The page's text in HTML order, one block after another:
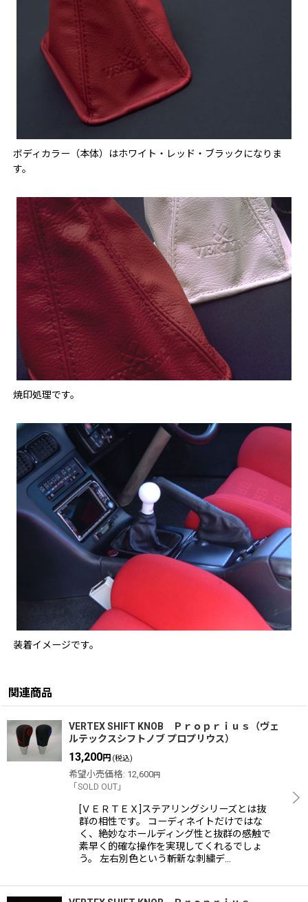
ボディカラー（本体）はホワイト・レッド・ブラックになりま
す。
焼印処理です。
装着イメージです。
関連商品
VERTEX SHIFT KNOB Ｐｒｏｐｒｉｕｓ（ヴェ
ルテックスシフトノブ プロプリウス）
13,200円 (税込)
希望小売価格: 12,600円
「SOLD OUT」
[ＶＥＲＴＥＸ]ステアリングシリーズとは抜
群の相性です。 コーディネイトだけではな
く、絶妙なホールディング性と抜群の感触で
素早く的確な操作を実現してくれるでしょ
う。 左右別色という斬新な刺繍デ…